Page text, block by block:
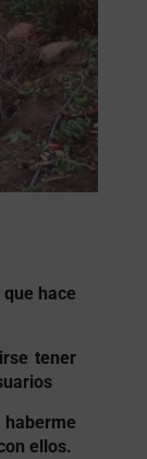
hace
tener
ellos.